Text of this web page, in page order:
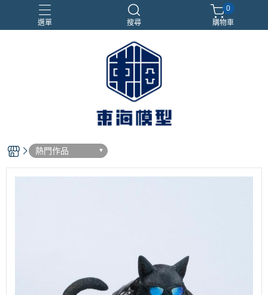
選單 搜尋
合金車
閃電霹靂車
電子雞/塔麻可吉/塔麻歌子
0
購物車
熱門作品